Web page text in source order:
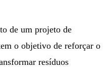
de um projeto de
o objetivo de reforçar o
resíduos